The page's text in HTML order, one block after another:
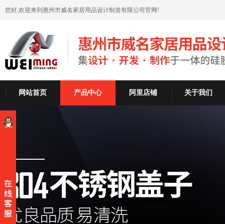
您好,欢迎来到惠州市威名家居用品设计制造有限公司官网!
网站首页 产品中心 阿里店铺 关于我们